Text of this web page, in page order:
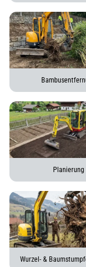
Planierung
Wurzel- &